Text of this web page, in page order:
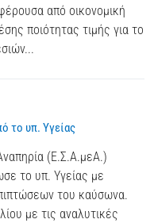
από οικονομική
ποιότητας τιμής για το
το υπ. Υγείας
(Ε.Σ.Α.μεΑ.)
το υπ. Υγείας με
του καύσωνα.
με τις αναλυτικές